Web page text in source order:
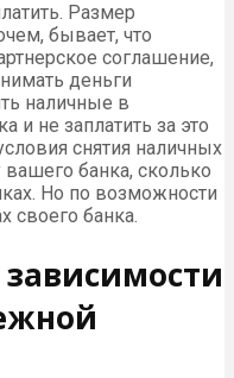
Размер
бывает, что
соглашение,
деньги
наличные в
и не заплатить за это
снятия наличных
банка, сколько
Но по возможности
своего банка.